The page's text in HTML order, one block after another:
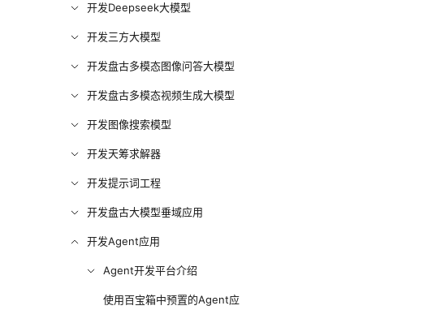
开发Deepseek大模型
开发三方大模型
开发盘古多模态图像问答大模型
开发盘古多模态视频生成大模型
开发图像搜索模型
开发天筹求解器
开发提示词工程
开发盘古大模型垂域应用
开发Agent应用
Agent开发平台介绍
使用百宝箱中预置的Agent应